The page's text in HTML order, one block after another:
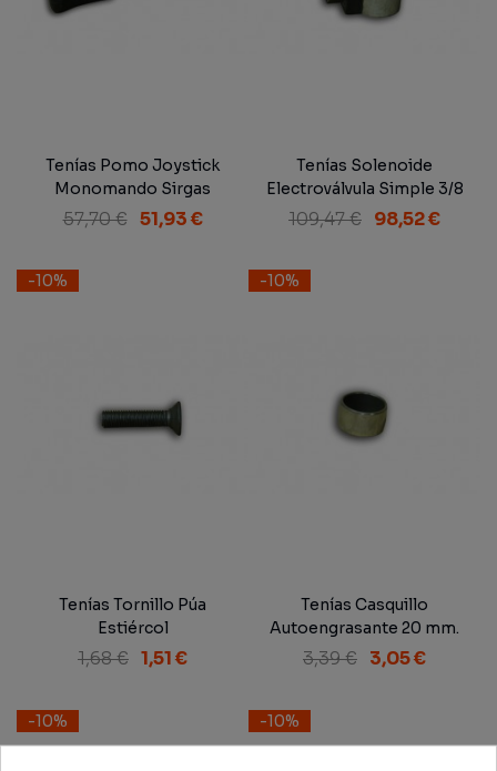
Tenías Pomo Joystick
Monomando Sirgas
57,70 € 51,93 €
Tenías Solenoide
Electroválvula Simple 3/8
109,47 € 98,52 €
-10%
Tenías Tornillo Púa
Estiércol
1,68 € 1,51 €
-10%
Tenías Casquillo
Autoengrasante 20 mm.
3,39 € 3,05 €
-10% -10%